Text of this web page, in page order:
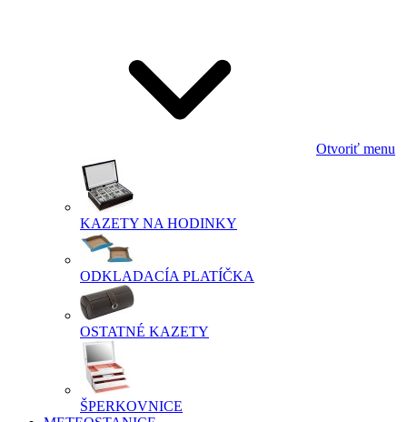
Otvoriť menu
KAZETY NA HODINKY
ODKLADACÍA PLATÍČKA
OSTATNÉ KAZETY
ŠPERKOVNICE